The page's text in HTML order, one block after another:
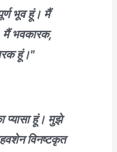
भूव हूं। मैं
भवकारक,
हूं।"
प्यासा हूं। मुझे
विनष्टकृत